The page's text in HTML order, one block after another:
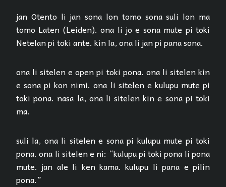
jan Otento li jan sona lon tomo sona suli lon ma
tomo Laten (Leiden). ona li jo e sona mute pi toki
Netelan pi toki ante. kin la, ona li jan pi pana sona.
ona li sitelen e open pi toki pona. ona li sitelen kin
e sona pi kon nimi. ona li sitelen e kulupu mute pi
toki pona. nasa la, ona li sitelen kin e sona pi toki
ma.
suli la, ona li sitelen e sona pi kulupu mute pi toki
pona. ona li sitelen e ni: “kulupu pi toki pona li pona
mute. jan ale li ken kama. kulupu li pana e pilin
pona.”